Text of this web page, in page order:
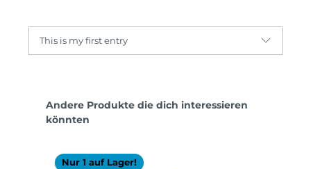
This is my first entry
Produktgalerie überspringen
Andere Produkte die dich interessieren
könnten
Nur 1 auf Lager!